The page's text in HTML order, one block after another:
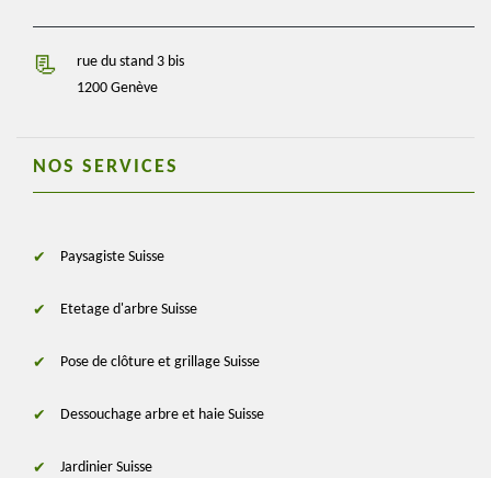
rue du stand 3 bis
1200 Genève
NOS SERVICES
Paysagiste Suisse
Etetage d'arbre Suisse
Pose de clôture et grillage Suisse
Dessouchage arbre et haie Suisse
Jardinier Suisse